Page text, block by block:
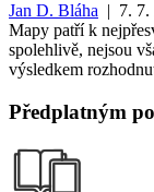
Jan D. Bláha | 7. 7.
Mapy patří k
spolehlivě, nejsou
výsledkem
Předplatným